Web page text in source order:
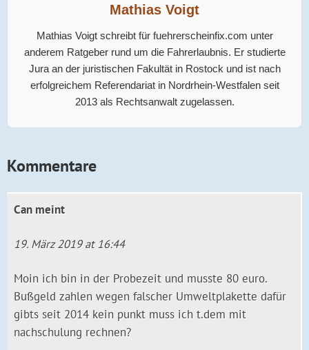
Mathias Voigt
Mathias Voigt schreibt für fuehrerscheinfix.com unter
anderem Ratgeber rund um die Fahrerlaubnis. Er studierte
Jura an der juristischen Fakultät in Rostock und ist nach
erfolgreichem Referendariat in Nordrhein-Westfalen seit
2013 als Rechtsanwalt zugelassen.
Kommentare
Can meint
19. März 2019 at 16:44
Moin ich bin in der Probezeit und musste 80 euro.
Bußgeld zahlen wegen falscher Umweltplakette dafür
gibts seit 2014 kein punkt muss ich t.dem mit
nachschulung rechnen?